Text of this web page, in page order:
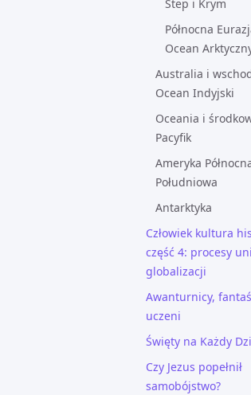
Step i Krym
Północna
Ocean
Australia i
Ocean Indyjski
Oceania i
Pacyfik
Ameryka
Południowa
Antarktyka
Człowiek kultura
część 4: procesy
globalizacji
Awanturnicy,
uczeni
Święty na Każdy
Czy Jezus popełnił
samobójstwo?